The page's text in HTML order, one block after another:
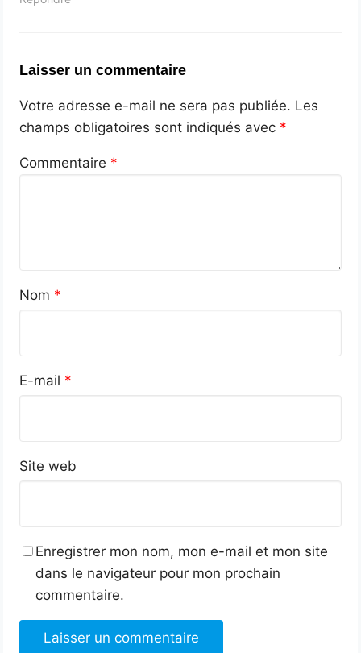
Laisser un commentaire
Votre adresse e-mail ne sera pas publiée. Les
champs obligatoires sont indiqués avec *
Commentaire *
Nom *
E-mail *
Site web
Enregistrer mon nom, mon e-mail et mon site
dans le navigateur pour mon prochain
commentaire.